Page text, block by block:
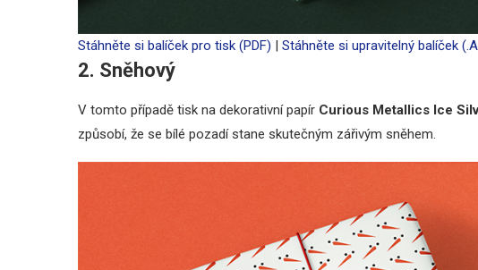
Stáhněte si balíček pro tisk (PDF) | Stáhněte si upravitelný balíček
2. Sněhový
V tomto případě tisk na dekorativní papír Curious Metallics Ice
způsobí, že se bílé pozadí stane skutečným zářivým sněhem.